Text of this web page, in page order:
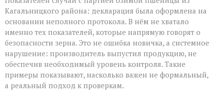
Кагальницкого района: декларация была оформлена на
основании неполного протокола. В нём не хватало
именно тех показателей, которые напрямую говорят о
безопасности зерна. Это не ошибка новичка, а системное
нарушение: производитель выпустил продукцию, не
обеспечив необходимый уровень контроля. Такие
примеры показывают, насколько важен не формальный,
а реальный подход к проверкам.